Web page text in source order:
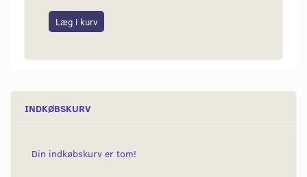
Læg i kurv
INDKØBSKURV
Din indkøbskurv er tom!